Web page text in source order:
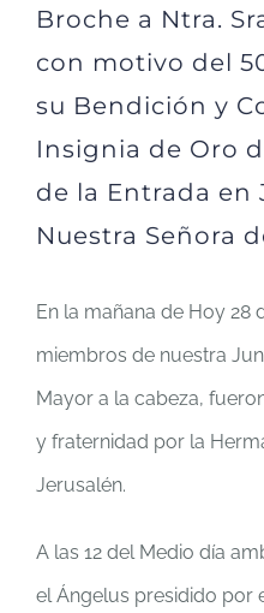
Broche a Ntra.
con motivo del
su Bendición y
Insignia de Oro
de la Entrada en
Nuestra Señora
En la mañana de Hoy 28
miembros de nuestra
Mayor a la cabeza,
y fraternidad por la
Jerusalén.
A las 12 del Medio día
el Ángelus presidido por